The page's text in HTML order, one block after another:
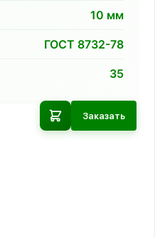
10 мм
ГОСТ 8732-78
35
Заказать